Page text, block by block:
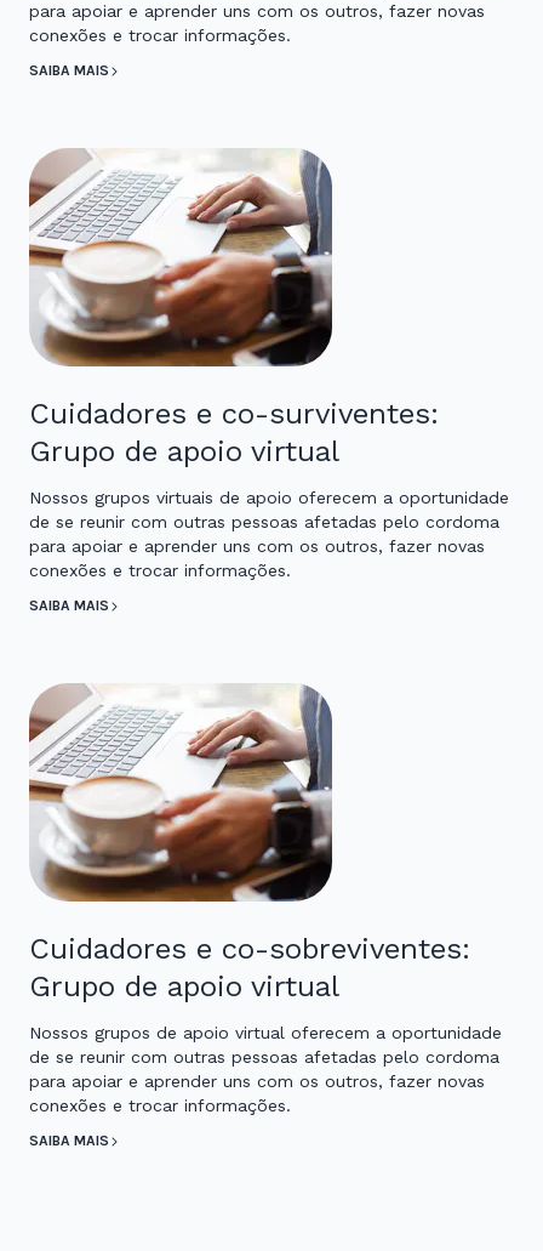
para apoiar e aprender uns com os outros, fazer novas
conexões e trocar informações.
SAIBA MAIS
Cuidadores e co-surviventes:
Grupo de apoio virtual
Nossos grupos virtuais de apoio oferecem a oportunidade
de se reunir com outras pessoas afetadas pelo cordoma
para apoiar e aprender uns com os outros, fazer novas
conexões e trocar informações.
SAIBA MAIS
Cuidadores e co-sobreviventes:
Grupo de apoio virtual
Nossos grupos de apoio virtual oferecem a oportunidade
de se reunir com outras pessoas afetadas pelo cordoma
para apoiar e aprender uns com os outros, fazer novas
conexões e trocar informações.
SAIBA MAIS